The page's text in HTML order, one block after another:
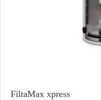
FiltaMax xpress